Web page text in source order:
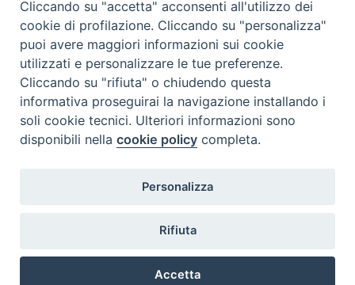
Contatti & Info
C.ne Aurelia, 50 – 00165 Roma
Contatti
Scrivi a: cnvf@chiesacattolica.it
Cliccando su "accetta" acconsenti all'utilizzo dei
cookie di profilazione. Cliccando su "personalizza"
puoi avere maggiori informazioni sui cookie
utilizzati e personalizzare le tue preferenze.
Cliccando su "rifiuta" o chiudendo questa
informativa proseguirai la navigazione installando i
soli cookie tecnici. Ulteriori informazioni sono
disponibili nellacookie policy completa.
Personalizza
Rifiuta
Accetta